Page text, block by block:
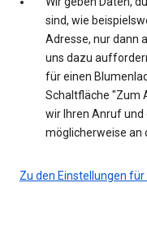
sind, wie
Adresse, nur dann
uns dazu
für einen
Schaltfläche "Zum
wir Ihren Anruf
möglicherweise an
Zu den Einstellungen für